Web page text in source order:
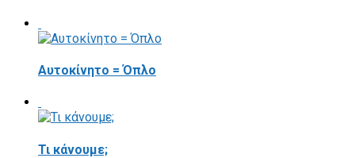
Αυτοκίνητο = Όπλο
Τι κάνουμε;